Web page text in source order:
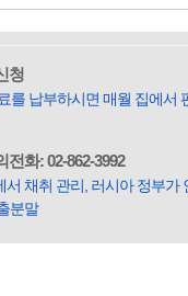
것입니다. 미꾸라지 한 마
그저 허투루 생기지는 않은
심히 살아갑니다. 그렇다고
청
를 납부하시면 매월 집에서
전화: 02-862-3992
채취 관리, 러시아 정부가
분말